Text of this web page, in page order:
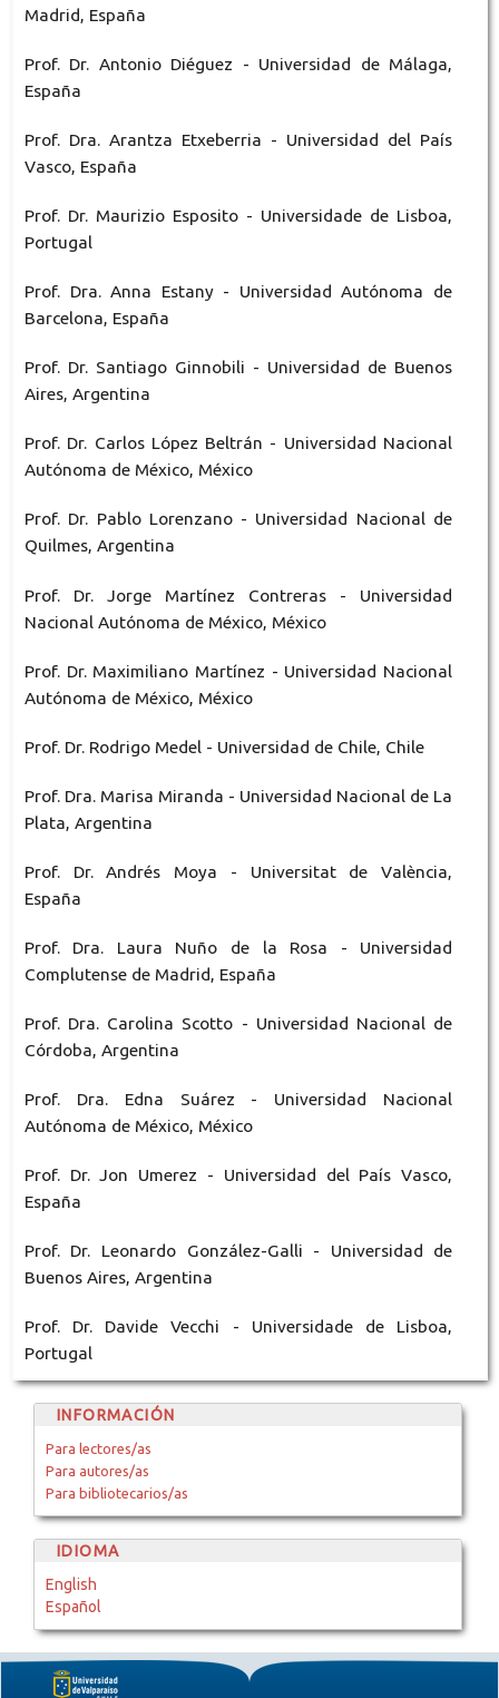
Madrid, España
Prof. Dr. Antonio Diéguez - Universidad de Málaga,
España
Prof. Dra. Arantza Etxeberria - Universidad del País
Vasco, España
Prof. Dr. Maurizio Esposito - Universidade de Lisboa,
Portugal
Prof. Dra. Anna Estany - Universidad Autónoma de
Barcelona, España
Prof. Dr. Santiago Ginnobili - Universidad de Buenos
Aires, Argentina
Prof. Dr. Carlos López Beltrán - Universidad Nacional
Autónoma de México, México
Prof. Dr. Pablo Lorenzano - Universidad Nacional de
Quilmes, Argentina
Prof. Dr. Jorge Martínez Contreras - Universidad
Nacional Autónoma de México, México
Prof. Dr. Maximiliano Martínez - Universidad Nacional
Autónoma de México, México
Prof. Dr. Rodrigo Medel - Universidad de Chile, Chile
Prof. Dra. Marisa Miranda - Universidad Nacional de La
Plata, Argentina
Prof. Dr. Andrés Moya - Universitat de València,
España
Prof. Dra. Laura Nuño de la Rosa - Universidad
Complutense de Madrid, España
Prof. Dra. Carolina Scotto - Universidad Nacional de
Córdoba, Argentina
Prof. Dra. Edna Suárez - Universidad Nacional
Autónoma de México, México
Prof. Dr. Jon Umerez - Universidad del País Vasco,
España
Prof. Dr. Leonardo González-Galli - Universidad de
Buenos Aires, Argentina
Prof. Dr. Davide Vecchi - Universidade de Lisboa,
Portugal
INFORMACIÓN
Para lectores/as
Para autores/as
Para bibliotecarios/as
IDIOMA
English
Español